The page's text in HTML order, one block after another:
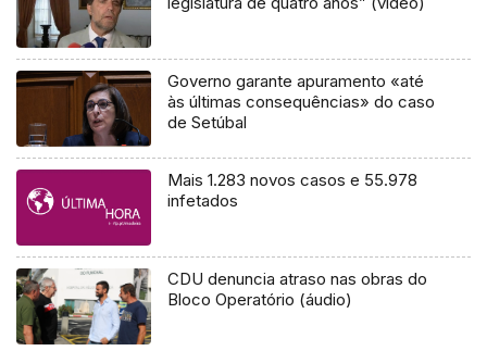
Governo garante apuramento «até
às últimas consequências» do caso
de Setúbal
Mais 1.283 novos casos e 55.978
infetados
CDU denuncia atraso nas obras do
Bloco Operatório (áudio)